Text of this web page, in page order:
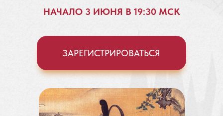
ЗАРЕГИСТРИРОВАТЬСЯ
НАЧАЛО 3 ИЮНЯ В 19:30 МСК